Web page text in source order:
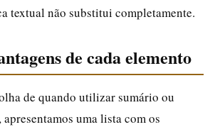
textual não substitui completamente.
de cada elemento
de quando utilizar sumário ou
uma lista com os